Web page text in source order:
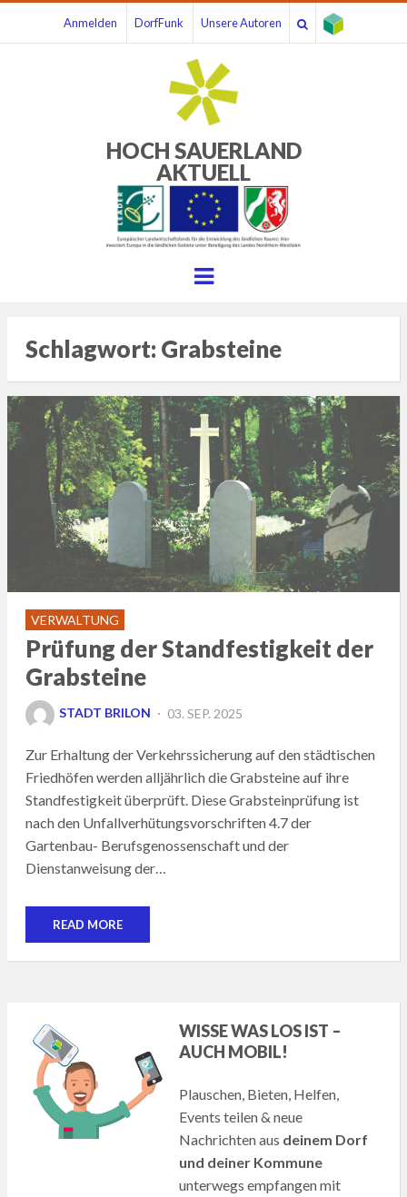
Anmelden DorfFunk Unsere Autoren
HOCH SAUERLAND
AKTUELL
Menu
Schlagwort: Grabsteine
VERWALTUNG
Prüfung der Standfestigkeit der
Grabsteine
STADT BRILON
POSTED
03. SEP. 2025
Zur Erhaltung der Verkehrssicherung auf den städtischen
Friedhöfen werden alljährlich die Grabsteine auf ihre
Standfestigkeit überprüft. Diese Grabsteinprüfung ist
nach den Unfallverhütungsvorschriften 4.7 der
Gartenbau- Berufsgenossenschaft und der
Dienstanweisung der…
READ MORE
WISSE WAS LOS IST –
AUCH MOBIL!
Plauschen, Bieten, Helfen,
Events teilen & neue
Nachrichten aus deinem Dorf
und deiner Kommune
unterwegs empfangen mit